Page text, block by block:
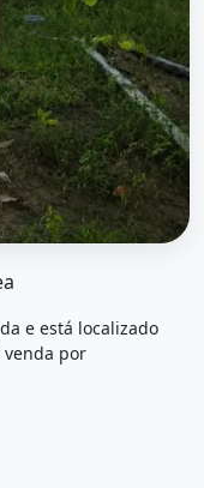
e está localizado
venda por